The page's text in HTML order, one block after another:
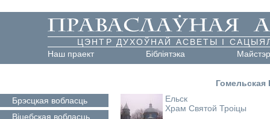
ЦЭНТР ДУХОЎНАЙ АСВЕТЫ І
Наш праект
Бібліятэка
Гомельская
Брэсцкая вобласць
Віцебская вобласць
Ельск
Храм Святой Троіцы